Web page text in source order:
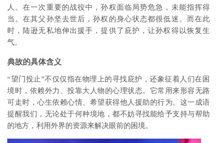
人。在一次重要的战役中，孙权面临局势危急，未能指挥得
当。在其父孙坚去世后，孙权的身心状态都很低迷。而在此
时，陆逊无私地伸出援手，提供了庇护，让孙权得以恢复生
气。
典故的具体含义
“望门投止”不仅仅指在物理上的寻找庇护，还象征着人们在困
境时，依赖外力、投靠大人物的心理状态。它常用来形容无路
可走时，心生依赖心情、希望获得他人援助的行为。这一成语
提醒我们，无论处于何种境地，都不妨寻找能给予支持与帮助
的地方，利用外界的资源来解决眼前的困境。